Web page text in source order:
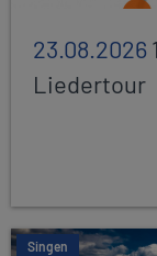
23.08.2026
Liedertour
Singen